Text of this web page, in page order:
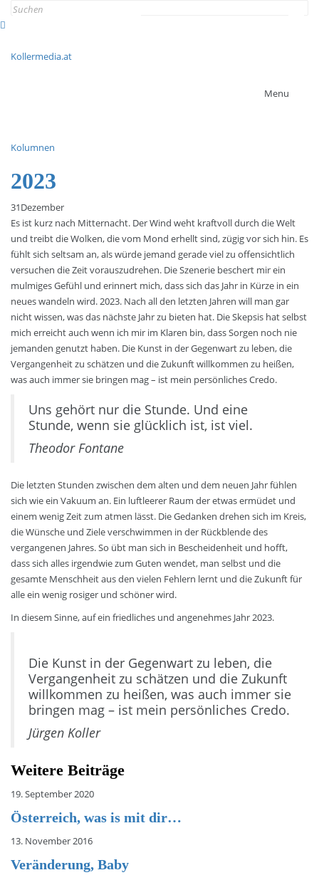
Search
Kollermedia.at
Menu
Kolumnen
2023
31Dezember
Es ist kurz nach Mitternacht. Der Wind weht kraftvoll durch die Welt
und treibt die Wolken, die vom Mond erhellt sind, zügig vor sich hin. Es
fühlt sich seltsam an, als würde jemand gerade viel zu offensichtlich
versuchen die Zeit vorauszudrehen. Die Szenerie beschert mir ein
mulmiges Gefühl und erinnert mich, dass sich das Jahr in Kürze in ein
neues wandeln wird. 2023. Nach all den letzten Jahren will man gar
nicht wissen, was das nächste Jahr zu bieten hat. Die Skepsis hat selbst
mich erreicht auch wenn ich mir im Klaren bin, dass Sorgen noch nie
jemanden genutzt haben. Die Kunst in der Gegenwart zu leben, die
Vergangenheit zu schätzen und die Zukunft willkommen zu heißen,
was auch immer sie bringen mag – ist mein persönliches Credo.
Uns gehört nur die Stunde. Und eine
Stunde, wenn sie glücklich ist, ist viel.
Theodor Fontane
Die letzten Stunden zwischen dem alten und dem neuen Jahr fühlen
sich wie ein Vakuum an. Ein luftleerer Raum der etwas ermüdet und
einem wenig Zeit zum atmen lässt. Die Gedanken drehen sich im Kreis,
die Wünsche und Ziele verschwimmen in der Rückblende des
vergangenen Jahres. So übt man sich in Bescheidenheit und hofft,
dass sich alles irgendwie zum Guten wendet, man selbst und die
gesamte Menschheit aus den vielen Fehlern lernt und die Zukunft für
alle ein wenig rosiger und schöner wird.
In diesem Sinne, auf ein friedliches und angenehmes Jahr 2023.
Die Kunst in der Gegenwart zu leben, die
Vergangenheit zu schätzen und die Zukunft
willkommen zu heißen, was auch immer sie
bringen mag – ist mein persönliches Credo.
Jürgen Koller
Weitere Beiträge
19. September 2020
Österreich, was is mit dir…
13. November 2016
Veränderung, Baby